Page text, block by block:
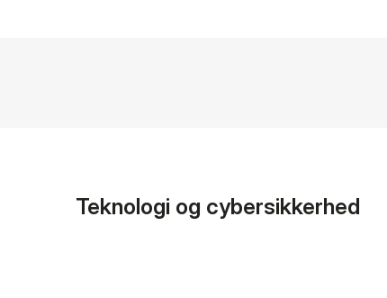
Teknologi og cybersikkerhed